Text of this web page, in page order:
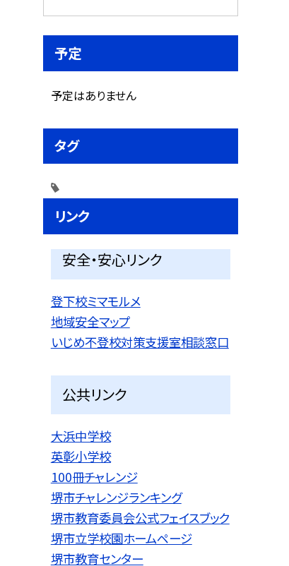
予定
予定はありません
タグ
リンク
安全・安心リンク
登下校ミマモルメ
地域安全マップ
いじめ不登校対策支援室相談窓口
公共リンク
大浜中学校
英彰小学校
100冊チャレンジ
堺市チャレンジランキング
堺市教育委員会公式フェイスブック
堺市立学校園ホームページ
堺市教育センター